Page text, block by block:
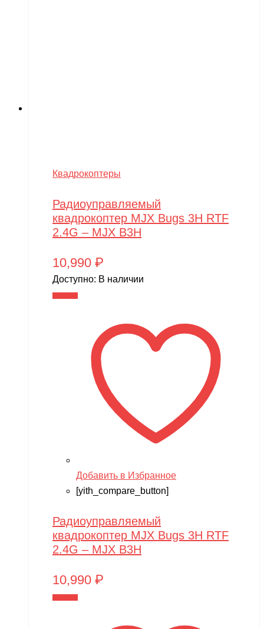
Квадрокоптеры
Радиоуправляемый
квадрокоптер MJX Bugs 3H RTF
2.4G – MJX B3H
10,990 ₽
Доступно: В наличии
Добавить в Избранное
[yith_compare_button]
Радиоуправляемый
квадрокоптер MJX Bugs 3H RTF
2.4G – MJX B3H
10,990 ₽